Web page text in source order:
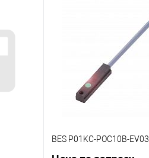
BES P01KC-POC10B-EV03